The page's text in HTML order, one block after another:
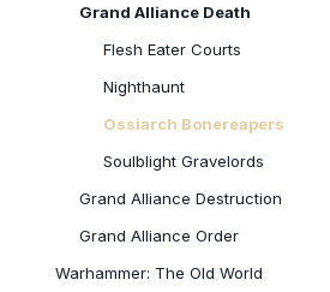
Grand Alliance Death
Flesh Eater Courts
Nighthaunt
Ossiarch Bonereapers
Soulblight Gravelords
Grand Alliance Destruction
Grand Alliance Order
Warhammer: The Old World